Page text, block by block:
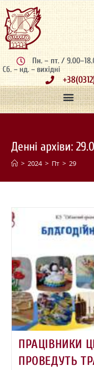
Пн. – пт. /
Сб. – нд. – вихідні
Денні архіви:
> 2024 > Пт > 29
ПРАЦІВНИКИ
ПРОВЕДУТЬ